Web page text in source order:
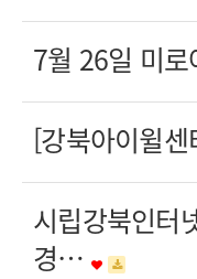
7월 26일 미
[강북아이윌
시립강북인터
경…